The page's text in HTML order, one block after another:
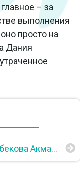
– за
выполнения
просто на
Дания
Кайнорбекова Акмаржан